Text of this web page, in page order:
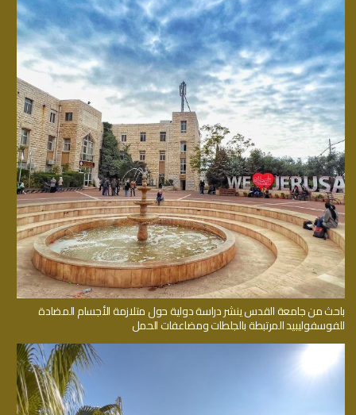
باحث من جامعة القدس ينشر دراسة دولية حول متلازمة الأجسام المضادة
للفوسفوليبيد المرتبطة بالجلطات ومضاعفات الحمل